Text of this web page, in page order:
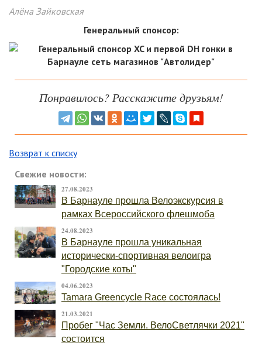
Алёна Зайковская
Генеральный спонсор:
Понравилось? Расскажите друзьям!
Возврат к списку
Свежие новости:
27.08.2023
В Барнауле прошла Велоэкскурсия в
рамках Всероссийского флешмоба
24.08.2023
В Барнауле прошла уникальная
исторически-спортивная велоигра
"Городские коты"
04.06.2023
Tamara Greencycle Race состоялась!
21.03.2021
Пробег "Час Земли. ВелоСветлячки 2021"
состоится